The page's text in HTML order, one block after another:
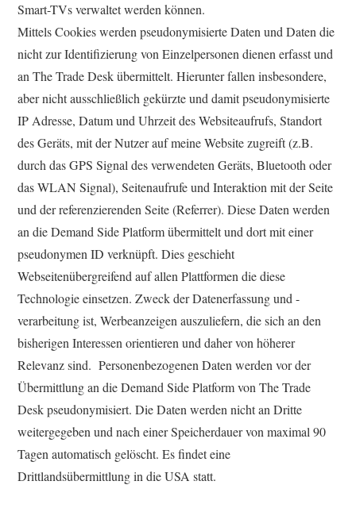
Smart-TVs verwaltet werden können.
Mittels Cookies werden pseudonymisierte Daten und Daten die
nicht zur Identifizierung von Einzelpersonen dienen erfasst und
an The Trade Desk übermittelt. Hierunter fallen insbesondere,
aber nicht ausschließlich gekürzte und damit pseudonymisierte
IP Adresse, Datum und Uhrzeit des Websiteaufrufs, Standort
des Geräts, mit der Nutzer auf meine Website zugreift (z.B.
durch das GPS Signal des verwendeten Geräts, Bluetooth oder
das WLAN Signal), Seitenaufrufe und Interaktion mit der Seite
und der referenzierenden Seite (Referrer). Diese Daten werden
an die Demand Side Platform übermittelt und dort mit einer
pseudonymen ID verknüpft. Dies geschieht
Webseitenübergreifend auf allen Plattformen die diese
Technologie einsetzen. Zweck der Datenerfassung und -
verarbeitung ist, Werbeanzeigen auszuliefern, die sich an den
bisherigen Interessen orientieren und daher von höherer
Relevanz sind. Personenbezogenen Daten werden vor der
Übermittlung an die Demand Side Platform von The Trade
Desk pseudonymisiert. Die Daten werden nicht an Dritte
weitergegeben und nach einer Speicherdauer von maximal 90
Tagen automatisch gelöscht. Es findet eine
Drittlandsübermittlung in die USA statt.